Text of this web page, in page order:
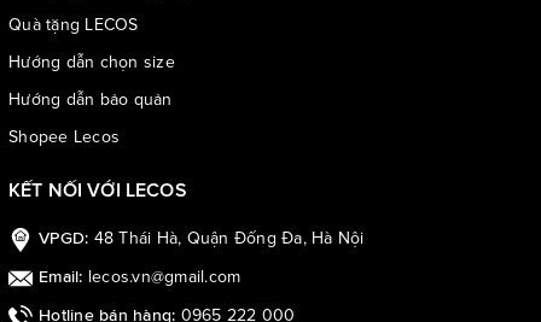
Quà tặng LECOS
Hướng dẫn chọn size
Hướng dẫn bảo quản
Shopee Lecos
KẾT NỐI VỚI LECOS
VPGD: 48 Thái Hà, Quận Đống Đa, Hà Nội
Email: lecos.vn@gmail.com
Hotline bán hàng: 0965 222 000